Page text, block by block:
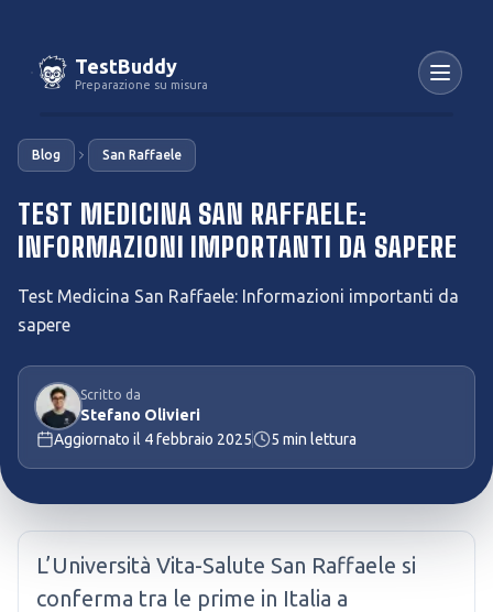
TestBuddy
Preparazione su misura
Blog San Raffaele
TEST MEDICINA SAN RAFFAELE:
INFORMAZIONI IMPORTANTI DA SAPERE
Test Medicina San Raffaele: Informazioni importanti da
sapere
Scritto da
Stefano Olivieri
Aggiornato il 4 febbraio 2025 5 min lettura
L’Università Vita-Salute San Raffaele si
conferma tra le prime in Italia a